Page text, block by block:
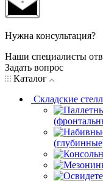
Нужна консультация?
Наши специалисты
Задать вопрос
Каталог
Складские